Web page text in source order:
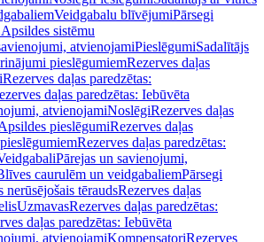
Veidgabalu blīvējumiPārsegi
Apsildes sistēmu
atvienojamiPieslēgumiSadalītājs
pieslēgumiemRezerves daļas
Rezerves daļas paredzētas:
daļas paredzētas: Iebūvēta
atvienojamiNoslēgiRezerves daļas
pieslēgumiRezerves daļas
Rezerves daļas paredzētas:
Pārejas un savienojumi,
caurulēm un veidgabaliemPārsegi
nerūsējošais tēraudsRezerves daļas
UzmavasRezerves daļas paredzētas:
daļas paredzētas: Iebūvēta
atvienojamiKompensatoriRezerves